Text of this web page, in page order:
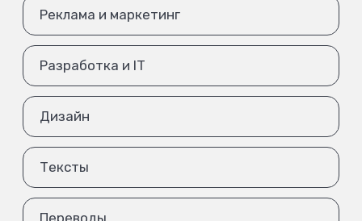
Реклама и маркетинг
Разработка и IT
Дизайн
Тексты